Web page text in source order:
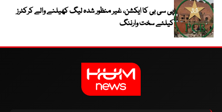
پی سی بی کا ایکشن، غیر منظور شدہ لیگ کھیلنے والے کرکٹرز
کیلئے سخت وارننگ